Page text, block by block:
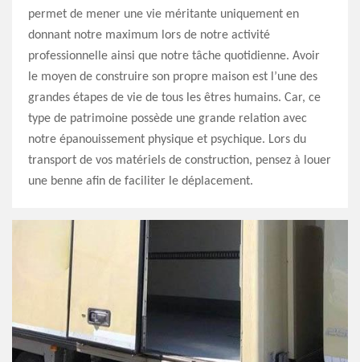
permet de mener une vie méritante uniquement en
donnant notre maximum lors de notre activité
professionnelle ainsi que notre tâche quotidienne. Avoir
le moyen de construire son propre maison est l’une des
grandes étapes de vie de tous les êtres humains. Car, ce
type de patrimoine possède une grande relation avec
notre épanouissement physique et psychique. Lors du
transport de vos matériels de construction, pensez à louer
une benne afin de faciliter le déplacement.